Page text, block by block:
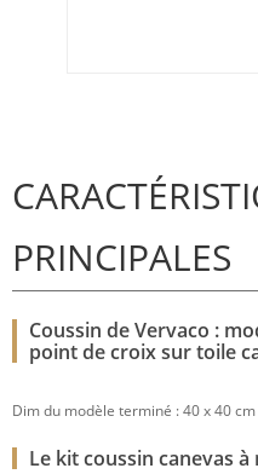
PRINCIPALES
Coussin de Vervaco :
point de croix sur toile
Dim du modèle terminé : 40 x 40 cm
Le kit coussin canevas